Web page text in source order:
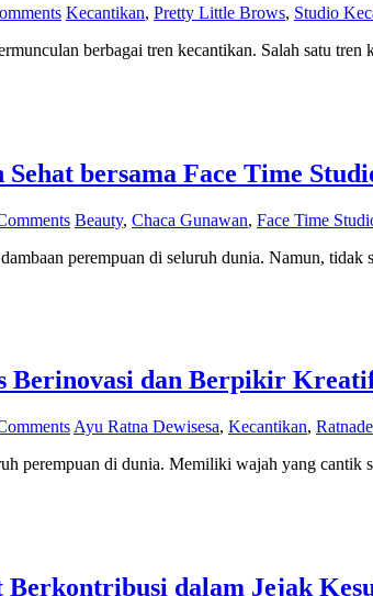
Kecantikan, Pretty Little Brows, Studio
berbagai tren kecantikan. Salah satu
bersama Face Time
Beauty, Chaca Gunawan, Face Time
perempuan di seluruh dunia. Namun, tidak
Berinovasi dan Berpikir
Ayu Ratna Dewisesa, Kecantikan,
perempuan di dunia. Memiliki wajah yang cantik
dalam Jejak